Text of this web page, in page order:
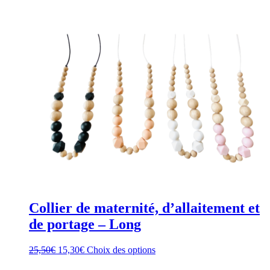
du
produit
Collier de maternité, d’allaitement et
de portage – Long
25,50€ Le
15,30€Le
Choix des optionsCe